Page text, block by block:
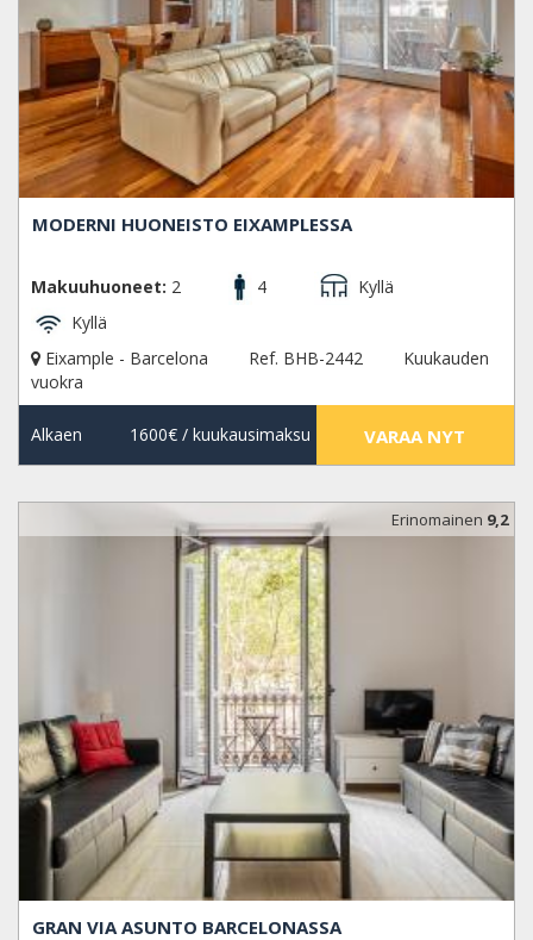
MODERNI HUONEISTO EIXAMPLESSA
Makuuhuoneet: 2 4
Kyllä
Kyllä
Eixample - Barcelona
Ref. BHB-2442
Kuukauden
vuokra
Alkaen 1600€/ kuukausimaksu VARAA NYT
Erinomainen 9,2
GRAN VIA ASUNTO BARCELONASSA